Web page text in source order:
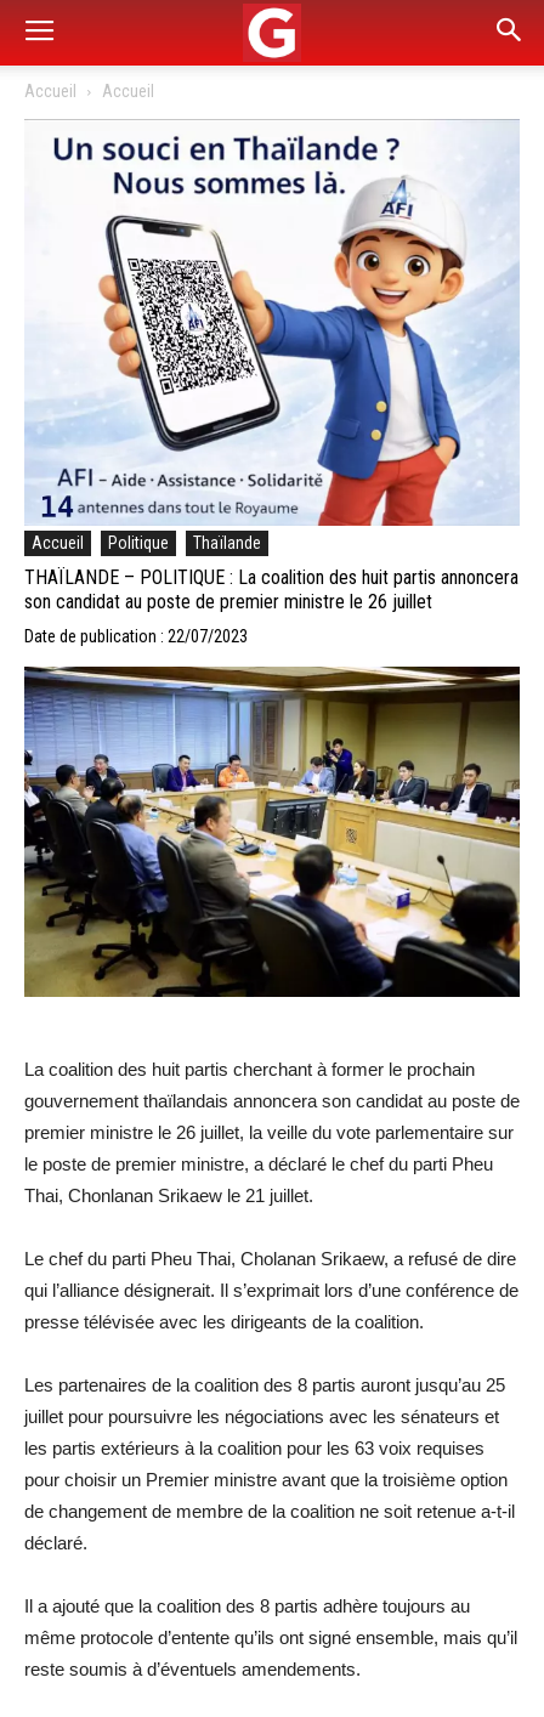
Accueil Accueil
Accueil Politique Thaïlande
THAÏLANDE – POLITIQUE : La coalition des huit partis annoncera
son candidat au poste de premier ministre le 26 juillet
Date de publication : 22/07/2023
La coalition des huit partis cherchant à former le prochain
gouvernement thaïlandais annoncera son candidat au poste de
premier ministre le 26 juillet, la veille du vote parlementaire sur
le poste de premier ministre, a déclaré le chef du parti Pheu
Thai, Chonlanan Srikaew le 21 juillet.
Le chef du parti Pheu Thai, Cholanan Srikaew, a refusé de dire
qui l’alliance désignerait. Il s’exprimait lors d’une conférence de
presse télévisée avec les dirigeants de la coalition.
Les partenaires de la coalition des 8 partis auront jusqu’au 25
juillet pour poursuivre les négociations avec les sénateurs et
les partis extérieurs à la coalition pour les 63 voix requises
pour choisir un Premier ministre avant que la troisième option
de changement de membre de la coalition ne soit retenue a-t-il
déclaré.
Il a ajouté que la coalition des 8 partis adhère toujours au
même protocole d’entente qu’ils ont signé ensemble, mais qu’il
reste soumis à d’éventuels amendements.